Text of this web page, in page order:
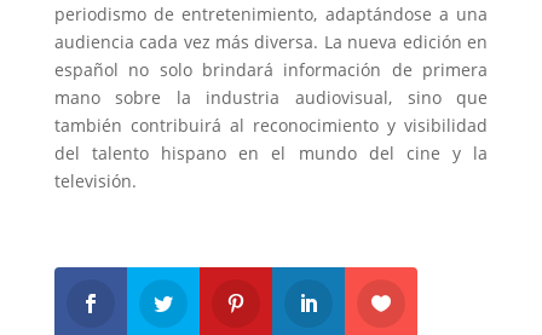
periodismo de entretenimiento, adaptándose a una
audiencia cada vez más diversa. La nueva edición en
español no solo brindará información de primera
mano sobre la industria audiovisual, sino que
también contribuirá al reconocimiento y visibilidad
del talento hispano en el mundo del cine y la
televisión.